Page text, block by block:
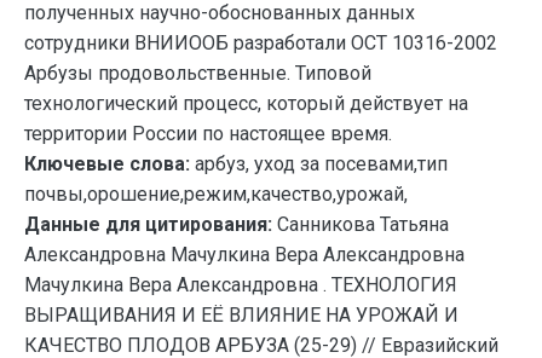
полученных научно-обоснованных данных
сотрудники ВНИИООБ разработали ОСТ 10316-2002
Арбузы продовольственные. Типовой
технологический процесс, который действует на
территории России по настоящее время.
Ключевые слова: арбуз, уход за посевами,тип
почвы,орошение,режим,качество,урожай,
Данные для цитирования: Санникова Татьяна
Александровна Мачулкина Вера Александровна
Мачулкина Вера Александровна . ТЕХНОЛОГИЯ
ВЫРАЩИВАНИЯ И ЕЁ ВЛИЯНИЕ НА УРОЖАЙ И
КАЧЕСТВО ПЛОДОВ АРБУЗА (25-29) // Евразийский